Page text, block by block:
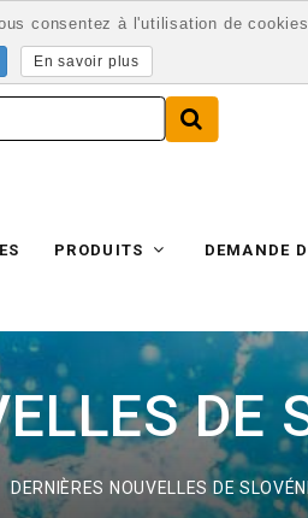
PRODUITS DEMANDE
DE
DERNIÈRES NOUVELLES DE
consentez à l'utilisation de
En savoir plus